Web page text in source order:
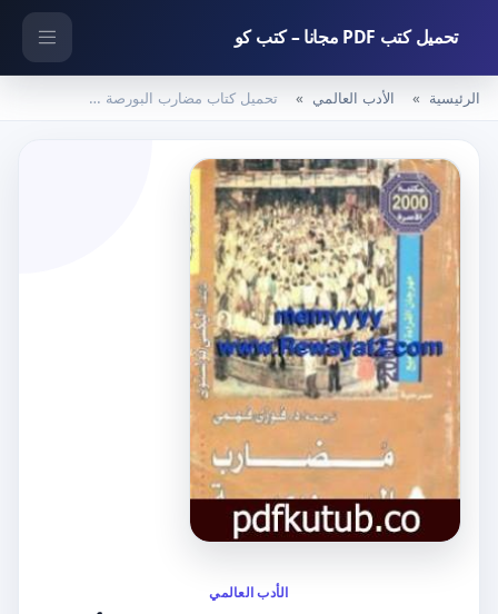
تحميل كتب PDF مجانا – كتب كو
الرئيسية الأدب العالمي تحميل كتاب مضارب البورصة PDF تأليف ألكسي تولستوي مجانا [كامل]
الأدب العالمي